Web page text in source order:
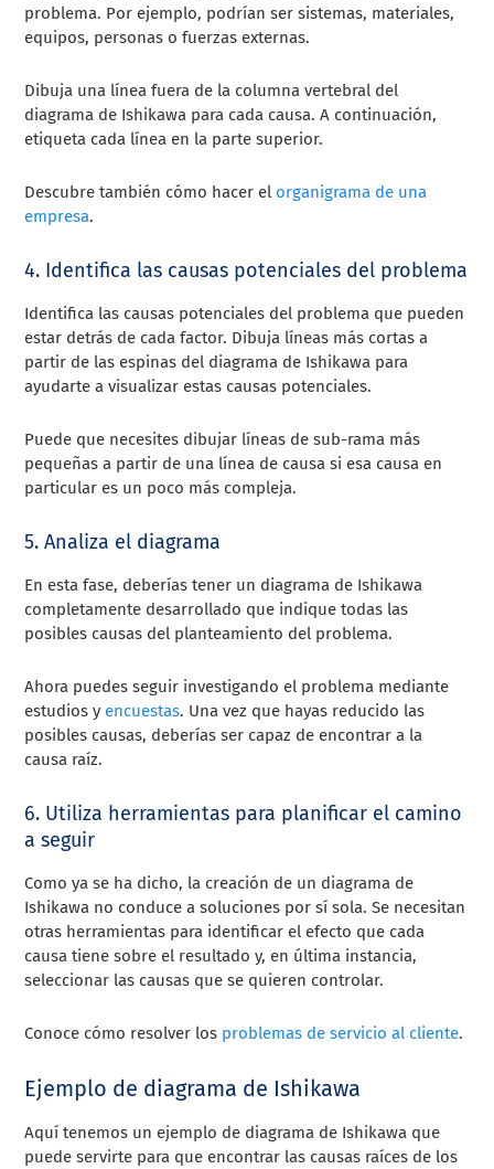
problema. Por ejemplo, podrían ser sistemas, materiales,
equipos, personas o fuerzas externas.
Dibuja una línea fuera de la columna vertebral del
diagrama de Ishikawa para cada causa. A continuación,
etiqueta cada línea en la parte superior.
Descubre también cómo hacer el organigrama de una
empresa.
4. Identifica las causas potenciales del problema
Identifica las causas potenciales del problema que pueden
estar detrás de cada factor. Dibuja líneas más cortas a
partir de las espinas del diagrama de Ishikawa para
ayudarte a visualizar estas causas potenciales.
Puede que necesites dibujar líneas de sub-rama más
pequeñas a partir de una línea de causa si esa causa en
particular es un poco más compleja.
5. Analiza el diagrama
En esta fase, deberías tener un diagrama de Ishikawa
completamente desarrollado que indique todas las
posibles causas del planteamiento del problema.
Ahora puedes seguir investigando el problema mediante
estudios y encuestas. Una vez que hayas reducido las
posibles causas, deberías ser capaz de encontrar a la
causa raíz.
6. Utiliza herramientas para planificar el camino
a seguir
Como ya se ha dicho, la creación de un diagrama de
Ishikawa no conduce a soluciones por sí sola. Se necesitan
otras herramientas para identificar el efecto que cada
causa tiene sobre el resultado y, en última instancia,
seleccionar las causas que se quieren controlar.
Conoce cómo resolver los problemas de servicio al cliente.
Ejemplo de diagrama de Ishikawa
Aquí tenemos un ejemplo de diagrama de Ishikawa que
puede servirte para que encontrar las causas raíces de los